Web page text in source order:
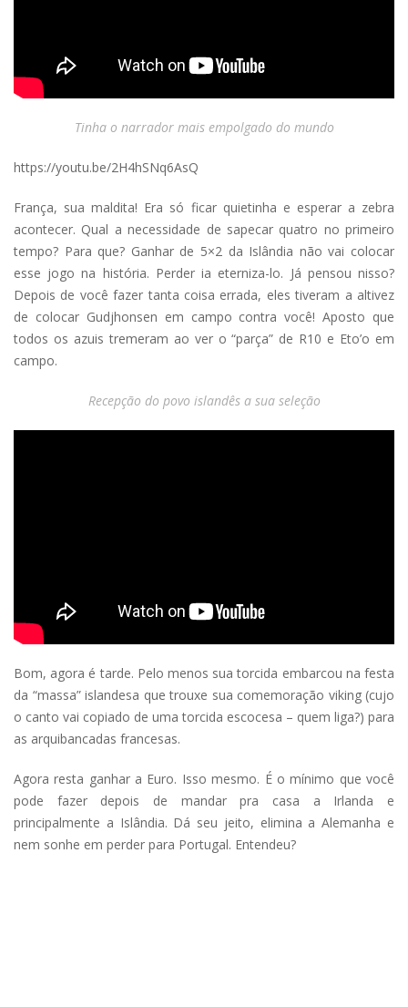
Tinha o narrador mais empolgado do mundo
https://youtu.be/2H4hSNq6AsQ
França, sua maldita! Era só ficar quietinha e esperar a zebra
acontecer. Qual a necessidade de sapecar quatro no primeiro
tempo? Para que? Ganhar de 5×2 da Islândia não vai colocar
esse jogo na história. Perder ia eterniza-lo. Já pensou nisso?
Depois de você fazer tanta coisa errada, eles tiveram a altivez
de colocar Gudjhonsen em campo contra você! Aposto que
todos os azuis tremeram ao ver o “parça” de R10 e Eto’o em
campo.
Recepção do povo islandês a sua seleção
Bom, agora é tarde. Pelo menos sua torcida embarcou na festa
da “massa” islandesa que trouxe sua comemoração viking (cujo
o canto vai copiado de uma torcida escocesa – quem liga?) para
as arquibancadas francesas.
Agora resta ganhar a Euro. Isso mesmo. É o mínimo que você
pode fazer depois de mandar pra casa a Irlanda e
principalmente a Islândia. Dá seu jeito, elimina a Alemanha e
nem sonhe em perder para Portugal. Entendeu?